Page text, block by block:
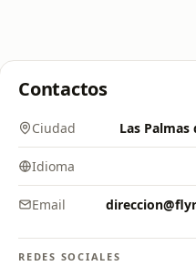
Contactos
Ciudad Las Palmas
Idioma
Email
REDES SOCIALES